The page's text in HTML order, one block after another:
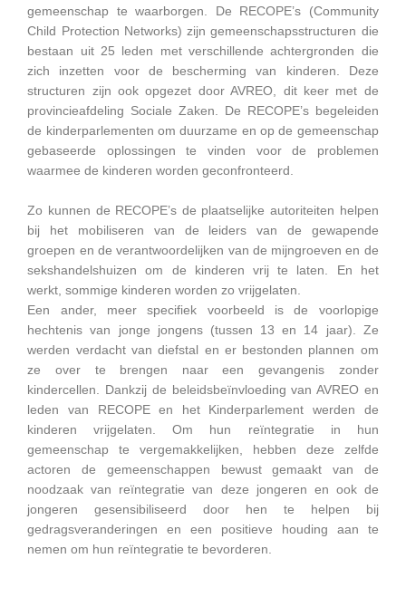
gemeenschap te waarborgen. De RECOPE’s (Community
Child Protection Networks) zijn gemeenschapsstructuren die
bestaan uit 25 leden met verschillende achtergronden die
zich inzetten voor de bescherming van kinderen. Deze
structuren zijn ook opgezet door AVREO, dit keer met de
provincieafdeling Sociale Zaken. De RECOPE’s begeleiden
de kinderparlementen om duurzame en op de gemeenschap
gebaseerde oplossingen te vinden voor de problemen
waarmee de kinderen worden geconfronteerd.
Zo kunnen de RECOPE’s de plaatselijke autoriteiten helpen
bij het mobiliseren van de leiders van de gewapende
groepen en de verantwoordelijken van de mijngroeven en de
sekshandelshuizen om de kinderen vrij te laten. En het
werkt, sommige kinderen worden zo vrijgelaten.
Een ander, meer specifiek voorbeeld is de voorlopige
hechtenis van jonge jongens (tussen 13 en 14 jaar). Ze
werden verdacht van diefstal en er bestonden plannen om
ze over te brengen naar een gevangenis zonder
kindercellen. Dankzij de beleidsbeïnvloeding van AVREO en
leden van RECOPE en het Kinderparlement werden de
kinderen vrijgelaten. Om hun reïntegratie in hun
gemeenschap te vergemakkelijken, hebben deze zelfde
actoren de gemeenschappen bewust gemaakt van de
noodzaak van reïntegratie van deze jongeren en ook de
jongeren gesensibiliseerd door hen te helpen bij
gedragsveranderingen en een positieve houding aan te
nemen om hun reïntegratie te bevorderen.